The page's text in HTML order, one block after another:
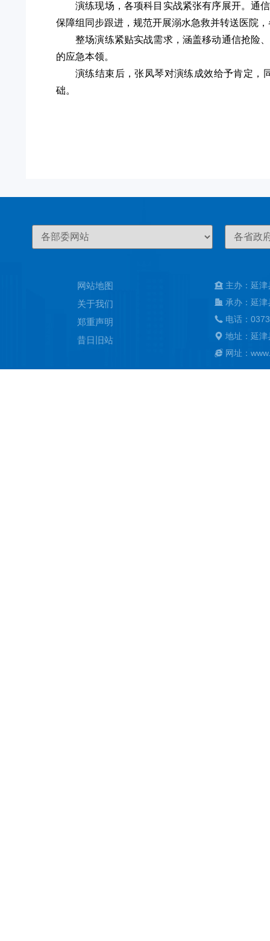
演练现场，各项科目实战紧张有序展开。通
保障组同步跟进，规范开展溺水急救并转送医院
整场演练紧贴实战需求，涵盖移动通信抢险
的应急本领。
演练结束后，张凤琴对演练成效给予肯定，
础。
网站地图
关于我们
郑重声明
昔日旧站
主办：延
承办：延
电话：
地址：延
网址：